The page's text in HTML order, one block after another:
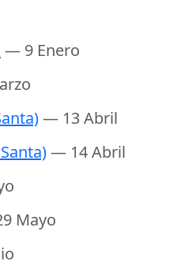
— 9 Enero
— 13 Abril
— 14 Abril
Mayo